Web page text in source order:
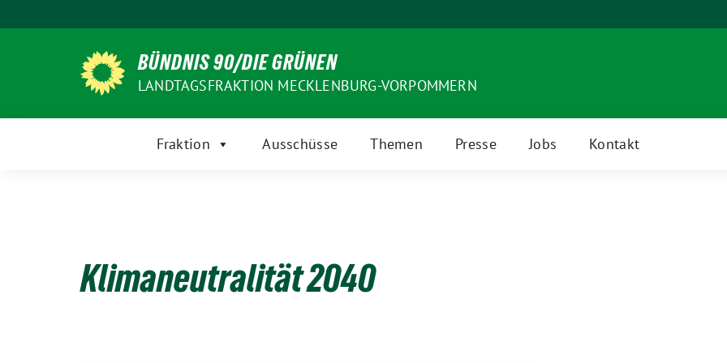
zum
BÜNDNIS 90/DIE GRÜNEN
LANDTAGSFRAKTION MECKLENBURG-VORPOMMERN
Fraktion Ausschüsse Themen Presse Jobs Kontakt
Klimaneutralität 2040